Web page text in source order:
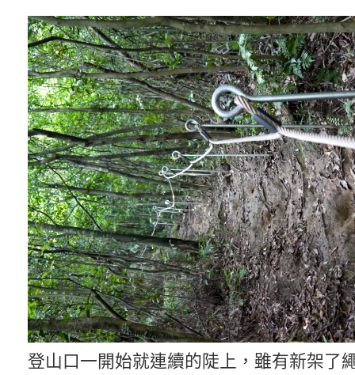
登山口一開始就連續的陡上，雖有新架了